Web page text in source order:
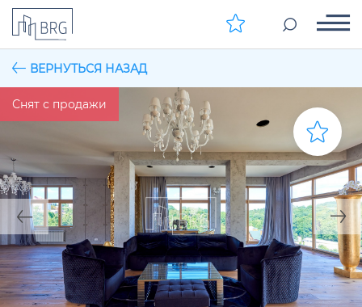
ВЕРНУТЬСЯ НАЗАД
Снят с продажи